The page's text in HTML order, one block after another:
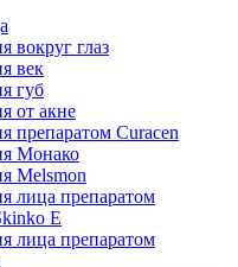
вокруг глаз
век
губ
от акне
препаратом Curacen
Монако
Melsmon
лица препаратом
E
лица препаратом